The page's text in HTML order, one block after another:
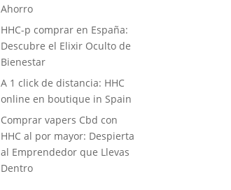
Ahorro
HHC-p comprar en España:
Descubre el Elixir Oculto de
Bienestar
A 1 click de distancia: HHC
online en boutique in Spain
Comprar vapers Cbd con
HHC al por mayor: Despierta
al Emprendedor que Llevas
Dentro